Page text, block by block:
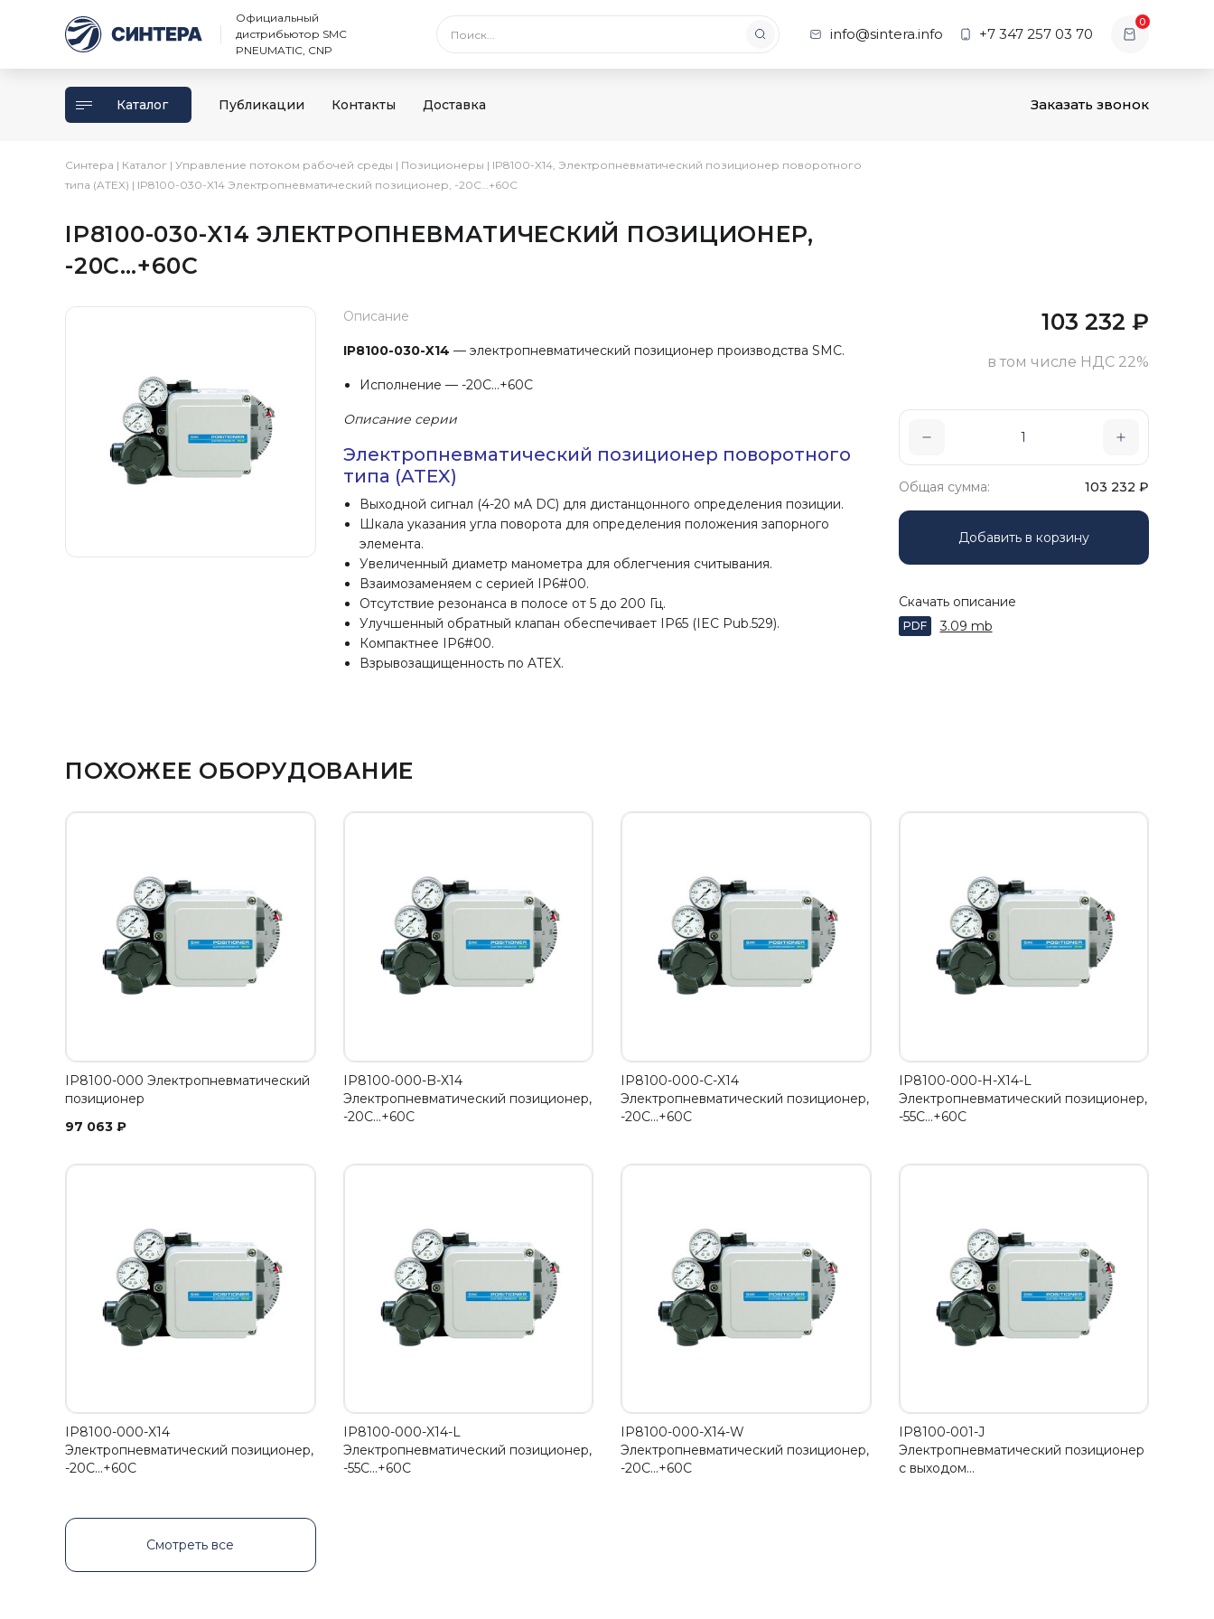
Официальный
дистрибьютор SMC
PNEUMATIC, CNP
info@sintera.info +7 347 257 03 70
0
Каталог Публикации Контакты Доставка Заказать звонок
Синтера | Каталог | Управление потоком рабочей среды | Позиционеры | IP8100-X14, Электропневматический позиционер поворотного
типа (ATEX) | IP8100-030-X14 Электропневматический позиционер, -20С…+60C
IP8100-030-X14 ЭЛЕКТРОПНЕВМАТИЧЕСКИЙ ПОЗИЦИОНЕР,
-20С…+60C
Описание
IP8100-030-X14 — электропневматический позиционер производства SMC.
Исполнение — -20С…+60C
Описание серии
Электропневматический позиционер поворотного
типа (ATEX)
Выходной сигнал (4-20 мА DC) для дистанцонного определения позиции.
Шкала указания угла поворота для определения положения запорного
элемента.
Увеличенный диаметр манометра для облегчения считывания.
Взаимозаменяем с серией IP6#00.
Отсутствие резонанса в полосе от 5 до 200 Гц.
Улучшенный обратный клапан обеспечивает IP65 (IEC Pub.529).
Компактнее IP6#00.
Взрывозащищенность по ATEX.
103 232 ₽
в том числе НДС 22%
Общая сумма: 103 232 ₽
Добавить в корзину
Скачать описание
PDF 3.09 mb
ПОХОЖЕЕ ОБОРУДОВАНИЕ
IP8100-000 Электропневматический
позиционер
97 063 ₽
IP8100-000-B-X14
Электропневматический позиционер,
-20С…+60C
IP8100-000-C-X14
Электропневматический позиционер,
-20С…+60C
IP8100-000-H-X14-L
Электропневматический позиционер,
-55С…+60C
IP8100-000-X14
Электропневматический позиционер,
-20С…+60C
IP8100-000-X14-L
Электропневматический позиционер,
-55С…+60C
IP8100-000-X14-W
Электропневматический позиционер,
-20С…+60C
IP8100-001-J
Электропневматический позиционер
с выходом…
Смотреть все